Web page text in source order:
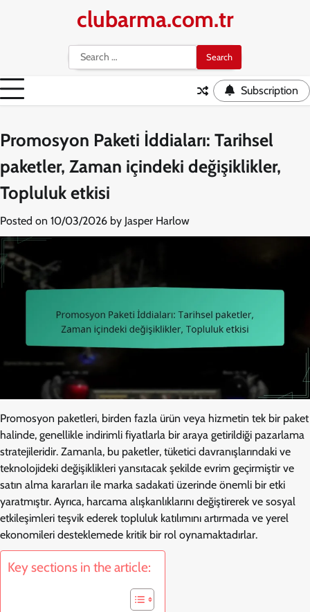
clubarma.com.tr
Search
for:
Subscription
Promosyon Paketi İddiaları: Tarihsel
paketler, Zaman içindeki değişiklikler,
Topluluk etkisi
Posted on 10/03/2026 by Jasper Harlow
Promosyon paketleri, birden fazla ürün veya hizmetin tek bir paket
halinde, genellikle indirimli fiyatlarla bir araya getirildiği pazarlama
stratejileridir. Zamanla, bu paketler, tüketici davranışlarındaki ve
teknolojideki değişiklikleri yansıtacak şekilde evrim geçirmiştir ve
satın alma kararları ile marka sadakati üzerinde önemli bir etki
yaratmıştır. Ayrıca, harcama alışkanlıklarını değiştirerek ve sosyal
etkileşimleri teşvik ederek topluluk katılımını artırmada ve yerel
ekonomileri desteklemede kritik bir rol oynamaktadırlar.
Key sections in the article: